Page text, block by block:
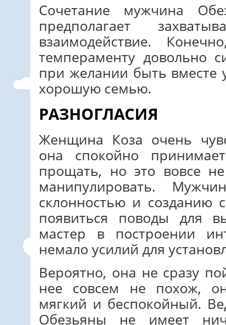
Сочетание мужчина
предполагает
взаимодействие.
темпераменту довольно
при желании быть вместе
хорошую семью.
РАЗНОГЛАСИЯ
Женщина Коза очень
она спокойно
прощать, но это вовсе
манипулировать.
склонностью и созданию
появиться поводы для
мастер в построении
немало усилий для
Вероятно, она не сразу
нее совсем не похож,
мягкий и беспокойный.
Обезьяны не имеет